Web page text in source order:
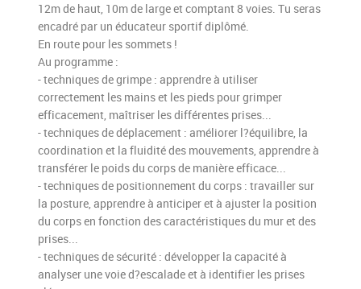
12m de haut, 10m de large et comptant 8 voies. Tu seras
encadré par un éducateur sportif diplômé.
En route pour les sommets !
Au programme :
- techniques de grimpe : apprendre à utiliser
correctement les mains et les pieds pour grimper
efficacement, maîtriser les différentes prises...
- techniques de déplacement : améliorer l?équilibre, la
coordination et la fluidité des mouvements, apprendre à
transférer le poids du corps de manière efficace...
- techniques de positionnement du corps : travailler sur
la posture, apprendre à anticiper et à ajuster la position
du corps en fonction des caractéristiques du mur et des
prises...
- techniques de sécurité : développer la capacité à
analyser une voie d?escalade et à identifier les prises